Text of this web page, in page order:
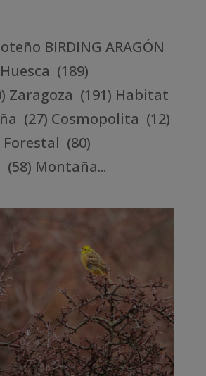
BIRDING ARAGÓN
(189)
Zaragoza (191) Habitat
(27) Cosmopolita (12)
Forestal (80)
Montaña...